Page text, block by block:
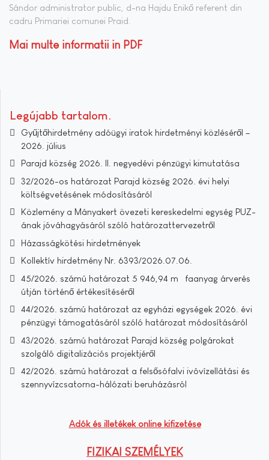
Sándor administrator public, d-na Hajdu Enikő referent din
cadru Primariei comunei Praid.
Mai multe informatii in PDF
Legújabb tartalom
Gyűjtőhirdetmény adóügyi iratok hirdetményi közléséről –
2026. július
Parajd község 2026. II. negyedévi pénzügyi kimutatása
32/2026-os határozat Parajd község 2026. évi helyi
költségvetésének módosításáról
Közlemény a Mányakert övezeti kereskedelmi egység PUZ-
ának jóváhagyásáról szóló határozattervezetről
Házasságkötési hirdetmények
Kollektív hirdetmény Nr. 6393/2026.07.06.
45/2026. számú határozat 5 946,94 m³ faanyag árverés
útján történő értékesítéséről
44/2026. számú határozat az egyházi egységek 2026. évi
pénzügyi támogatásáról szóló határozat módosításáról
43/2026. számú határozat Parajd község polgárokat
szolgáló digitalizációs projektjéről
42/2026. számú határozat a felsősófalvi ivóvízellátási és
szennyvízcsatorna-hálózati beruházásról
Adók és illetékek online kifizetése
FIZIKAI SZEMÉLYEK